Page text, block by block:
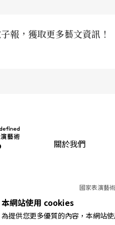
報，獲取更多藝文資訊！
關於我們
國家表演藝
本網站使用 cookies
為提供您更多優質的內容，本網站